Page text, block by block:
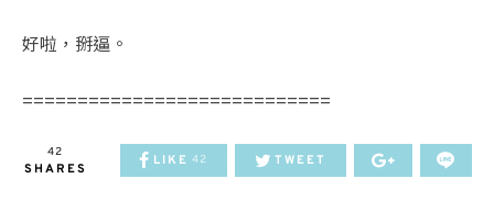
好啦，掰逼。
============================
42
SHARES
LIKE 42 TWEET